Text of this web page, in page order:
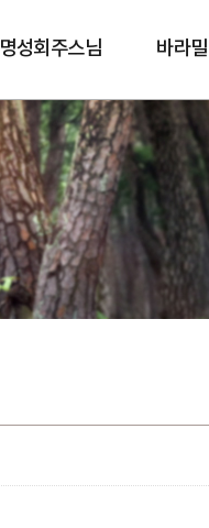
명성회주스님 바라